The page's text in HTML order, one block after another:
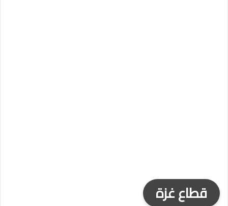
قطاع غزة